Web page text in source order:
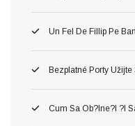
Un Fel De Fillip Pe
Bezplatné Porty
Cum Sa Ob?ine?i ?i